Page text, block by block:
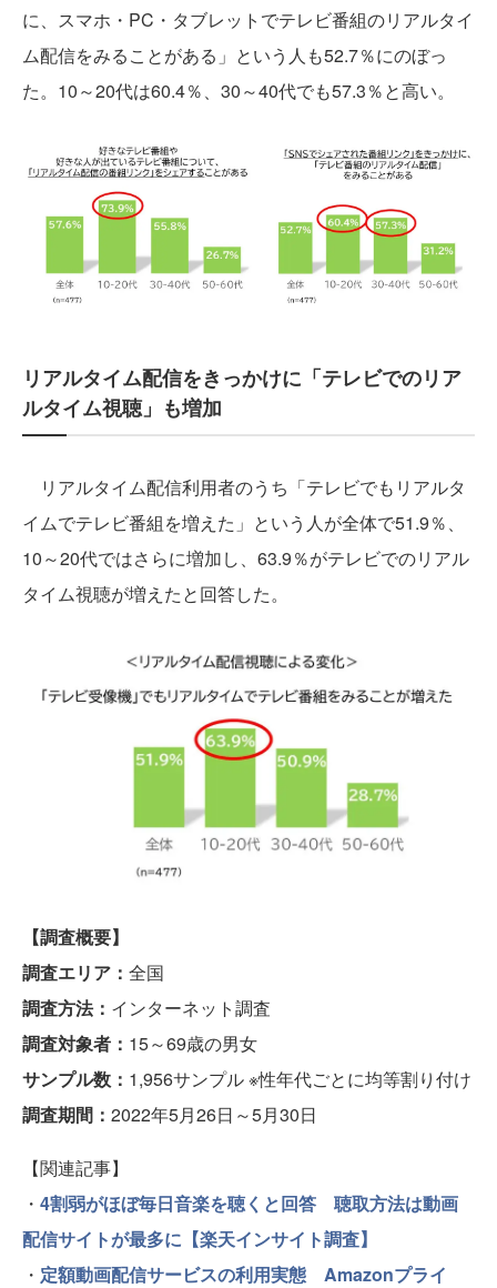
に、スマホ・PC・タブレットでテレビ番組のリアルタイ
ム配信をみることがある」という人も52.7％にのぼっ
た。10～20代は60.4％、30～40代でも57.3％と高い。
リアルタイム配信をきっかけに「テレビでのリア
ルタイム視聴」も増加
リアルタイム配信利用者のうち「テレビでもリアルタ
イムでテレビ番組を増えた」という人が全体で51.9％、
10～20代ではさらに増加し、63.9％がテレビでのリアル
タイム視聴が増えたと回答した。
【調査概要】
調査エリア： 全国
調査方法： インターネット調査
調査対象者： 15～69歳の男女
サンプル数： 1,956サンプル ※性年代ごとに均等割り付け
調査期間： 2022年5月26日～5月30日
【関連記事】
・ 4割弱がほぼ毎日音楽を聴くと回答 聴取方法は動画
配信サイトが最多に【楽天インサイト調査】
・ 定額動画配信サービスの利用実態 Amazonプライ